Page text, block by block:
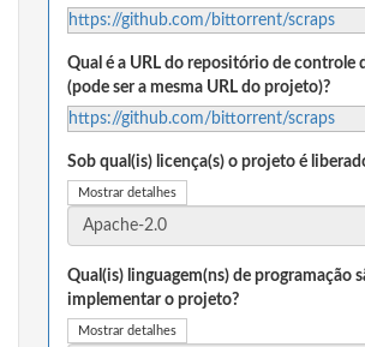
https://github.com/bittorrent/scraps
Qual é a URL do repositório de controle
(pode ser a mesma URL do projeto)?
https://github.com/bittorrent/scraps
Sob qual(is) licença(s) o projeto é
Mostrar detalhes
Qual(is) linguagem(ns) de programação
implementar o projeto?
Mostrar detalhes